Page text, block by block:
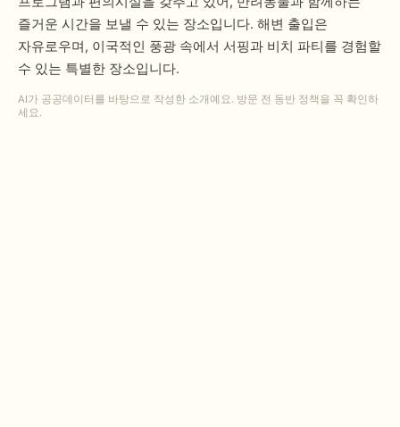
즐거운 시간을 보낼 수 있는 장소입니다. 해변 출입은
자유로우며, 이국적인 풍광 속에서 서핑과 비치 파티를 경험할
수 있는 특별한 장소입니다.
AI가 공공데이터를 바탕으로 작성한 소개예요. 방문 전 동반 정책을 꼭 확인하
세요.